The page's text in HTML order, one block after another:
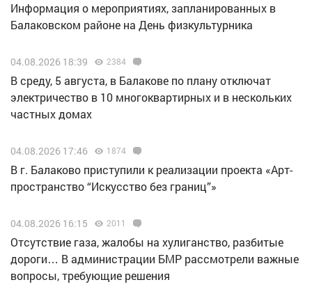
Информация о мероприятиях, запланированных в
Балаковском районе на День физкультурника
04.08.2026 18:39 2384
В среду, 5 августа, в Балакове по плану отключат
электричество в 10 многоквартирных и в нескольких
частных домах
04.08.2026 17:46 1874
В г. Балаково приступили к реализации проекта «Арт-
пространство “Искусство без границ”»
04.08.2026 16:15 2011
Отсутствие газа, жалобы на хулиганство, разбитые
дороги… В администрации БМР рассмотрели важные
вопросы, требующие решения